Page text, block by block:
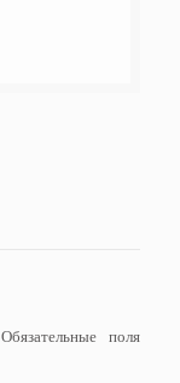
Обязательные поля